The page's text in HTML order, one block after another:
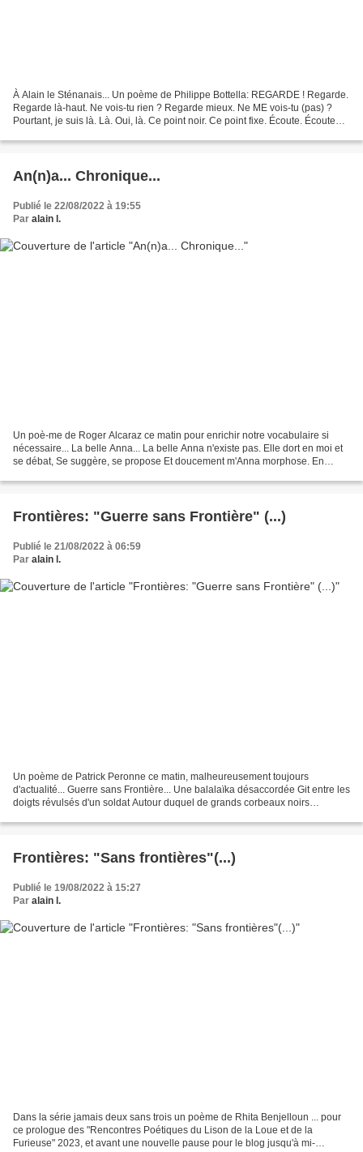
À Alain le Sténanais... Un poème de Philippe Bottella: REGARDE ! Regarde.
Regarde là-haut. Ne vois-tu rien ? Regarde mieux. Ne ME vois-tu (pas) ?
Pourtant, je suis là. Là. Oui, là. Ce point noir. Ce point fixe. Écoute. Écoute
An(n)a... Chronique...
Publié le 22/08/2022 à 19:55
Par alain l.
Un poè-me de Roger Alcaraz ce matin pour enrichir notre vocabulaire si
nécessaire... La belle Anna... La belle Anna n'existe pas. Elle dort en moi et
se débat, Se suggère, se propose Et doucement m'Anna morphose. En
Frontières: "Guerre sans Frontière" (...)
Publié le 21/08/2022 à 06:59
Par alain l.
Un poème de Patrick Peronne ce matin, malheureusement toujours
d'actualité... Guerre sans Frontière... Une balalaïka désaccordée Git entre les
doigts révulsés d'un soldat Autour duquel de grands corbeaux noirs
Frontières: "Sans frontières"(...)
Publié le 19/08/2022 à 15:27
Par alain l.
Dans la série jamais deux sans trois un poème de Rhita Benjelloun ... pour
ce prologue des "Rencontres Poétiques du Lison de la Loue et de la
Furieuse" 2023, et avant une nouvelle pause pour le blog jusqu'à mi-